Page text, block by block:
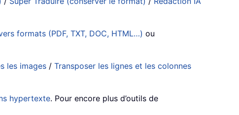
formats (PDF, TXT, DOC, HTML…) ou
les images / Transposer les lignes et les colonnes
hypertexte. Pour encore plus d’outils de